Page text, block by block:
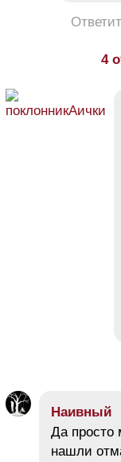
4
Наивный
Да просто
нашли